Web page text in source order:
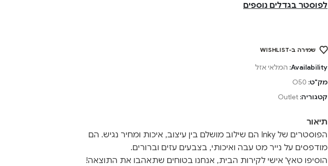
לפוסטר בגדלים נוספים
שמירה ב-WISHLIST
Availability: המלאי אזל
מק"ט: O50
קטגוריה: Outlet
תיאור
הפוסטרים של Inky הם שילוב מושלם בין עיצוב, איכות ומחיר נגיש. הם
מודפסים על נייר מט עבה ואיכותי, בצבעים עזים וברורים.
הוסיפו טאץ' אישי לקירות הבית, אנחנו בטוחים שתאהבו את התוצאה!